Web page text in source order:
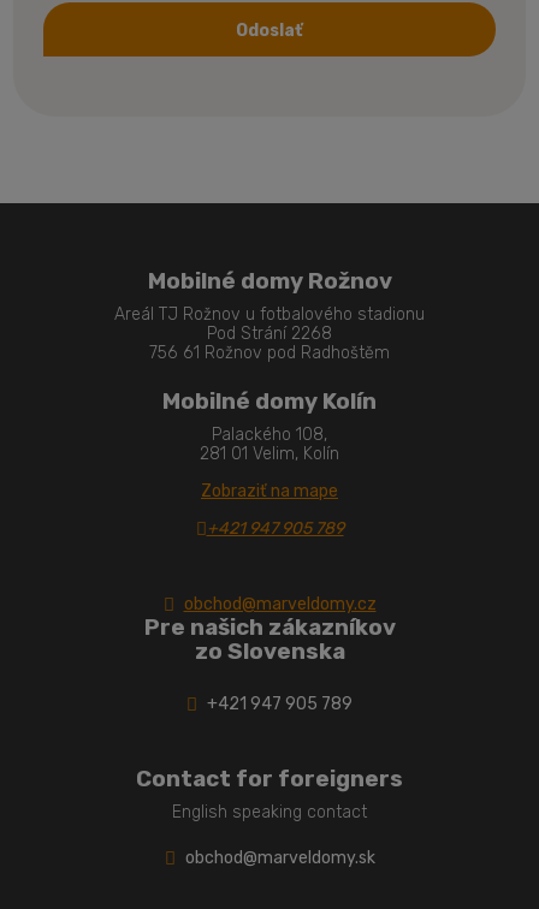
Odoslať
Mobilné domy Rožnov
Areál TJ Rožnov u fotbalového stadionu
Pod Strání 2268
756 61 Rožnov pod Radhoštěm
Mobilné domy Kolín
Palackého 108,
281 01 Velim, Kolín
Zobraziť na mape
+421 947 905 789
obchod@marveldomy.cz
Pre našich zákazníkov
zo Slovenska
+421 947 905 789
Contact for foreigners
English speaking contact
obchod@marveldomy.sk